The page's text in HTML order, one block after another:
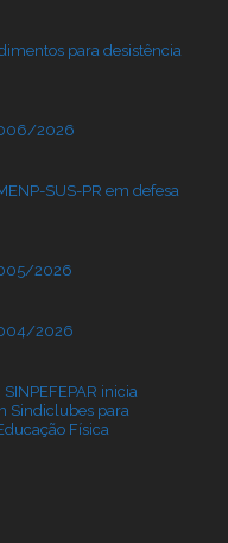
para desistência
006/2026
SUS-PR em defesa
005/2026
004/2026
inicia
Sindiclubes para
Física